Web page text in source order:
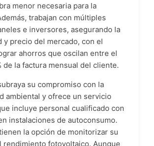
menor necesaria para la
trabajan con múltiples
e inversores, asegurando la
y precio del mercado, con el
ahorros que oscilan entre el
de la factura mensual del cliente.
su compromiso con la
ambiental y ofrece un servicio
incluye personal cualificado con
instalaciones de autoconsumo.
la opción de monitorizar su
rendimiento fotovoltaico. Aunque